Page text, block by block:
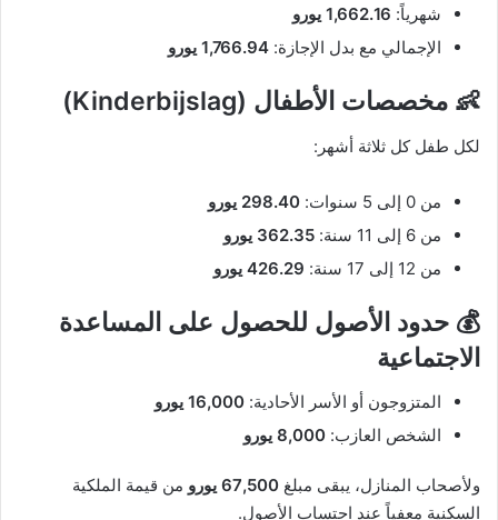
شهرياً: 1,662.16 يورو
الإجمالي مع بدل الإجازة: 1,766.94 يورو
👶 مخصصات الأطفال (Kinderbijslag)
لكل طفل كل ثلاثة أشهر:
من 0 إلى 5 سنوات:
298.40 يورو
من 6 إلى 11 سنة:
362.35 يورو
من 12 إلى 17 سنة:
426.29 يورو
💰 حدود الأصول للحصول على المساعدة
الاجتماعية
المتزوجون أو الأسر الأحادية: 16,000 يورو
الشخص العازب: 8,000 يورو
ولأصحاب المنازل، يبقى مبلغ 67,500 يورو
من قيمة الملكية
السكنية معفياً عند احتساب الأصول.